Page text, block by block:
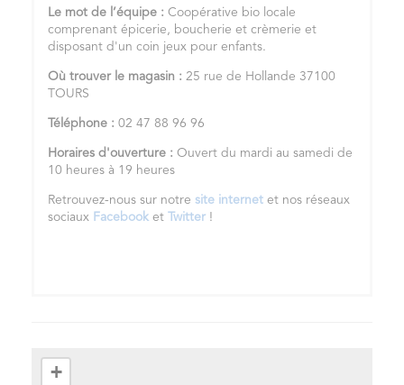
Le mot de l’équipe : Coopérative bio locale
comprenant épicerie, boucherie et crèmerie et
disposant d'un coin jeux pour enfants.
Où trouver le magasin : 25 rue de Hollande 37100
TOURS
Téléphone : 02 47 88 96 96
Horaires d'ouverture : Ouvert du mardi au samedi de
10 heures à 19 heures
Retrouvez-nous sur notre site internet et nos réseaux
sociaux Facebook et Twitter !
+